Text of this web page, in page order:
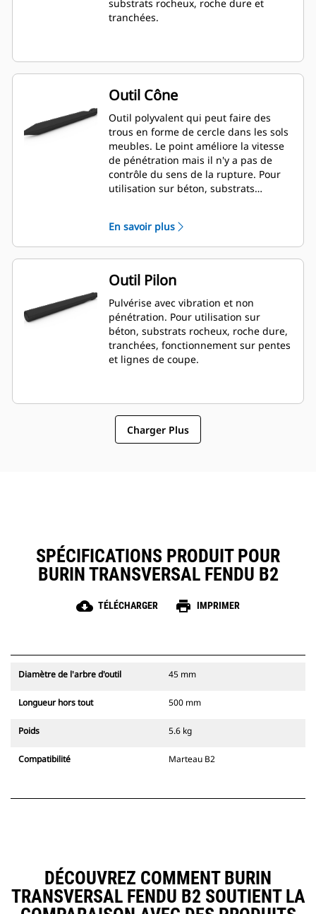
substrats rocheux, roche dure et
tranchées.
Outil Cône
Outil polyvalent qui peut faire des
trous en forme de cercle dans les sols
meubles. Le point améliore la vitesse
de pénétration mais il n'y a pas de
contrôle du sens de la rupture. Pour
utilisation sur béton, substrats
En savoir plus
Outil Pilon
Pulvérise avec vibration et non
pénétration. Pour utilisation sur
béton, substrats rocheux, roche dure,
tranchées, fonctionnement sur pentes
et lignes de coupe.
Charger Plus
SPÉCIFICATIONS PRODUIT POUR
BURIN TRANSVERSAL FENDU B2
cloud_download TÉLÉCHARGER print IMPRIMER
Diamètre de l'arbre d'outil 45 mm
Longueur hors tout 500 mm
Poids 5.6 kg
Compatibilité Marteau B2
DÉCOUVREZ COMMENT BURIN
TRANSVERSAL FENDU B2 SOUTIENT LA